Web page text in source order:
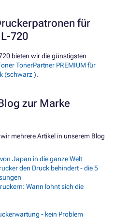
für
720
bieten wir die günstigsten
TonerPartner PREMIUM für
(schwarz ).
zur Marke
mehrere Artikel in unserem Blog
Japan in die ganze Welt
den Druck behindert - die 5
Wann lohnt sich die
- kein Problem